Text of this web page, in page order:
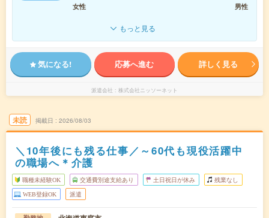
女性
男性
もっと見る
気になる! 応募へ進む 詳しく見る
派遣会社 株式会社ニッソーネット
未読 掲載日 2026/08/03
＼10年後にも残る仕事／～60代も現役活躍中
の職場へ＊介護
職種未経験OK 交通費別途支給あり 土日祝日が休み 残業なし
WEB登録OK 派遣